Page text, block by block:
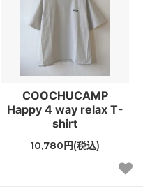
COOCHUCAMP
Happy 4 way relax T-
shirt
10,780円(税込)